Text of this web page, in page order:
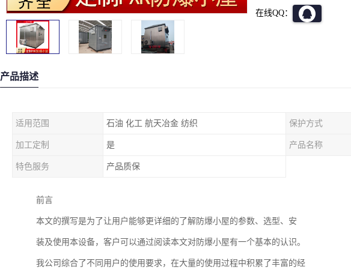
在线QQ：
产品描述
适用范围 石油 化工 航天冶金 纺织 保护方式
加工定制 是 产品名称
特色服务 产品质保
前言
本文的撰写是为了让用户能够更详细的了解防爆小屋的参数、选型、安
装及使用本设备，客户可以通过阅读本文对防爆小屋有一个基本的认识。
我公司综合了不同用户的使用要求，在大量的使用过程中积累了丰富的经